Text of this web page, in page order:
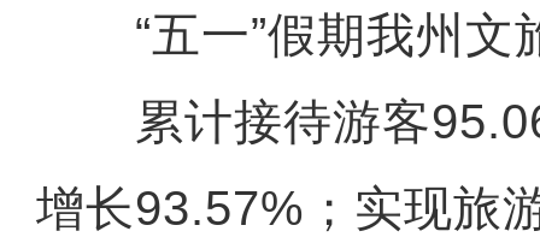
“五一”假期我州文
累计接待游客
增长93.57%；实现旅